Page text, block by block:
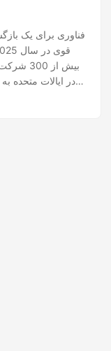
بیش
این بازگشت ناشی از